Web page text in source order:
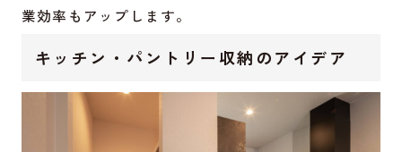
業効率もアップします。
キッチン・パントリー収納のアイデア